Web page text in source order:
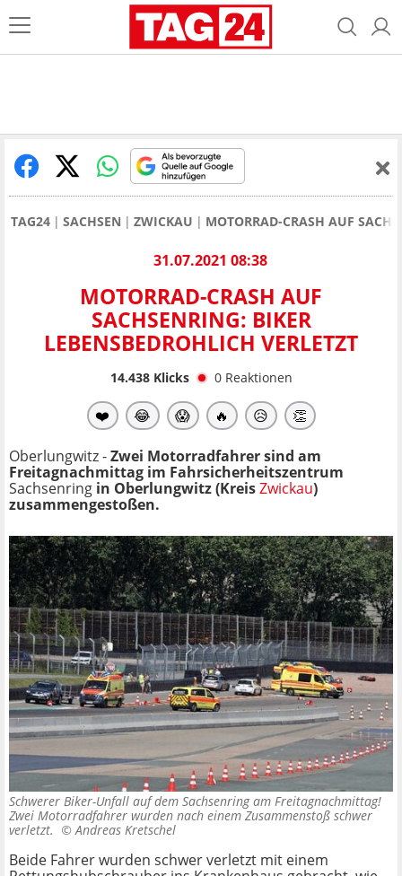
TAG24 SACHSEN ZWICKAU MOTORRAD-CRASH AUF
31.07.2021 08:38
MOTORRAD-CRASH AUF
SACHSENRING: BIKER
LEBENSBEDROHLICH VERLETZT
14.438Klicks 0 Reaktionen
❤️ 😂 😱 🔥 😥 👏
Oberlungwitz -Zwei Motorradfahrer sind am
Freitagnachmittag im Fahrsicherheitszentrum
Sachsenring in Oberlungwitz (KreisZwickau)
zusammengestoßen.
Schwerer Biker-Unfall auf dem Sachsenring am Freitagnachmittag!
Zwei Motorradfahrer wurden nach einem Zusammenstoß schwer
verletzt. ©Andreas Kretschel
Beide Fahrer wurden schwer verletzt mit einem